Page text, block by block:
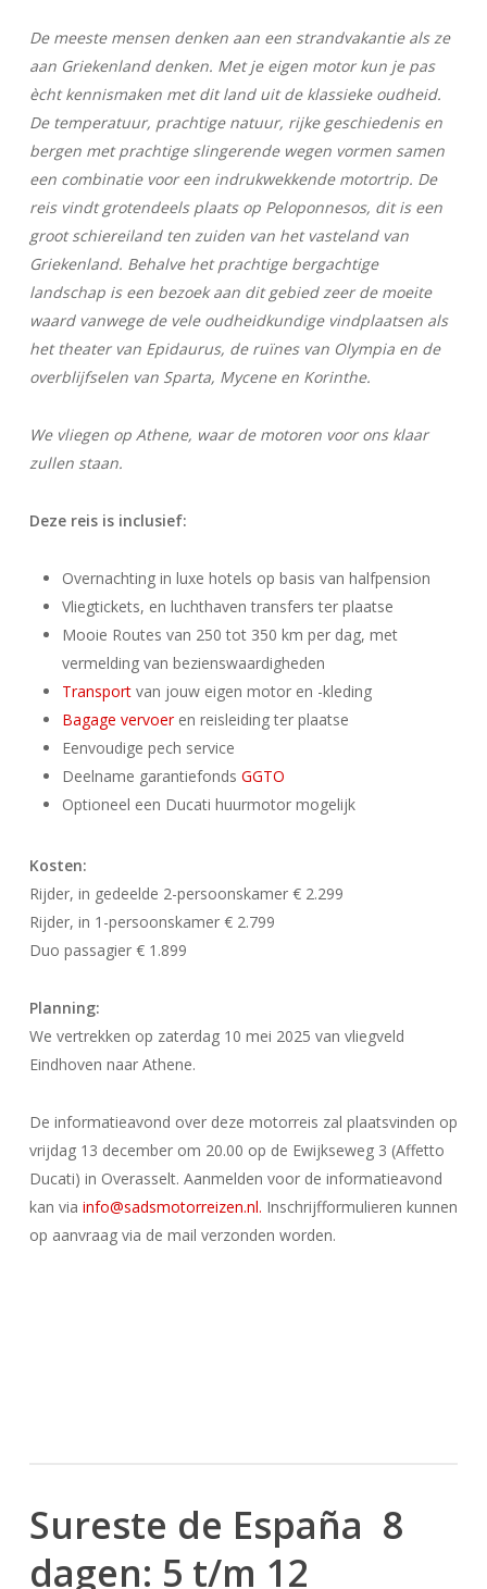
De meeste mensen denken aan een strandvakantie als ze
aan Griekenland denken. Met je eigen motor kun je pas
ècht kennismaken met dit land uit de klassieke oudheid.
De temperatuur, prachtige natuur, rijke geschiedenis en
bergen met prachtige slingerende wegen vormen samen
een combinatie voor een indrukwekkende motortrip. De
reis vindt grotendeels plaats op Peloponnesos, dit is een
groot schiereiland ten zuiden van het vasteland van
Griekenland. Behalve het prachtige bergachtige
landschap is een bezoek aan dit gebied zeer de moeite
waard vanwege de vele oudheidkundige vindplaatsen als
het theater van Epidaurus, de ruïnes van Olympia en de
overblijfselen van Sparta, Mycene en Korinthe.
We vliegen op Athene, waar de motoren voor ons klaar
zullen staan.
Deze reis is inclusief:
Overnachting in luxe hotels op basis van halfpension
Vliegtickets, en luchthaven transfers ter plaatse
Mooie Routes van 250 tot 350 km per dag, met
vermelding van bezienswaardigheden
Transportvan jouw eigen motor en -kleding
Bagage vervoeren reisleiding ter plaatse
Eenvoudige pech service
Deelname garantiefonds GGTO
Optioneel een Ducati huurmotor mogelijk
Kosten:
Rijder, in gedeelde 2-persoonskamer € 2.299
Rijder, in 1-persoonskamer € 2.799
Duo passagier € 1.899
Planning:
We vertrekken op zaterdag 10 mei 2025 van vliegveld
Eindhoven naar Athene.
De informatieavond over deze motorreis zal plaatsvinden op
vrijdag 13 december om 20.00 op de Ewijkseweg 3 (Affetto
Ducati) in Overasselt. Aanmelden voor de informatieavond
kan via info@sadsmotorreizen.nl. Inschrijfformulieren kunnen
op aanvraag via de mail verzonden worden.
Sureste de España 8
dagen: 5 t/m 12